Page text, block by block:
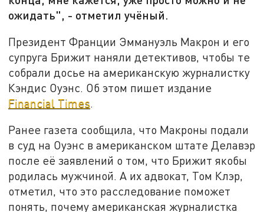
ожидать", - отметил учёный.
Президент Франции Эммануэль Макрон и его
супруга Брижит наняли детективов, чтобы те
собрали досье на американскую журналистку
Кэндис Оуэнс. Об этом пишет издание
Financial Times.
Ранее газета сообщила, что Макроны подали
в суд на Оуэнс в американском штате Делавэр
после её заявлений о том, что Брижит якобы
родилась мужчиной. А их адвокат, Том Клэр,
отметил, что это расследование поможет
понять, почему американская журналистка